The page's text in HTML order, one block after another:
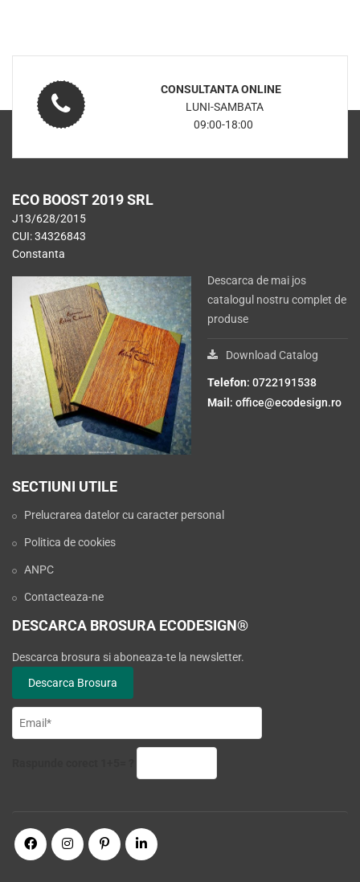
CONSULTANTA ONLINE
LUNI-SAMBATA
09:00-18:00
ECO BOOST 2019 SRL
J13/628/2015
CUI: 34326843
Constanta
Descarca de mai jos
catalogul nostru complet de
produse
Download Catalog
Telefon: 0722191538
Mail: office@ecodesign.ro
SECTIUNI UTILE
Prelucrarea datelor cu caracter personal
Politica de cookies
ANPC
Contacteaza-ne
DESCARCA BROSURA ECODESIGN®
Descarca brosura si aboneaza-te la newsletter.